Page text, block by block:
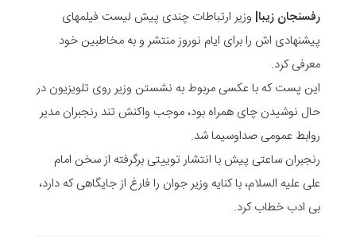
رفسنجان زیبا| وزیر ارتباطات چندی پیش لیست فیلمهای
پیشنهادی اش را برای ایام نوروز منتشر و به مخاطبین خود
معرفی کرد.
این پست که با عکسی مربوط به نشستن وزیر روی تلویزیون در
حال نوشیدن چای همراه بود، موجب واکنش تند رنجبران مدیر
روابط عمومی صداوسیما شد.
رنجبران ساعتی پیش با انتشار توییتی برگرفته از سخن امام
علی علیه السلام، با کنایه وزیر جوان را فارغ از جایگاهی که دارد،
بی ادب خطاب کرد.